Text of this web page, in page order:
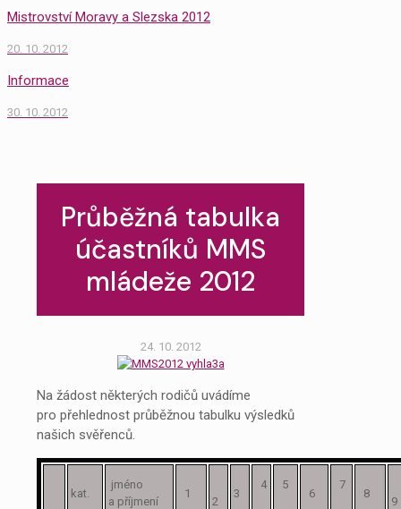
Mistrovství Moravy a Slezska 2012
20. 10. 2012
Informace
30. 10. 2012
Průběžná tabulka
účastníků MMS
mládeže 2012
24. 10. 2012
Na žádost některých rodičů uvádíme
pro přehlednost průběžnou tabulku výsledků
našich svěřenců.
kat.
jméno
a příjmení
1
2
3
4 5
6
7
8